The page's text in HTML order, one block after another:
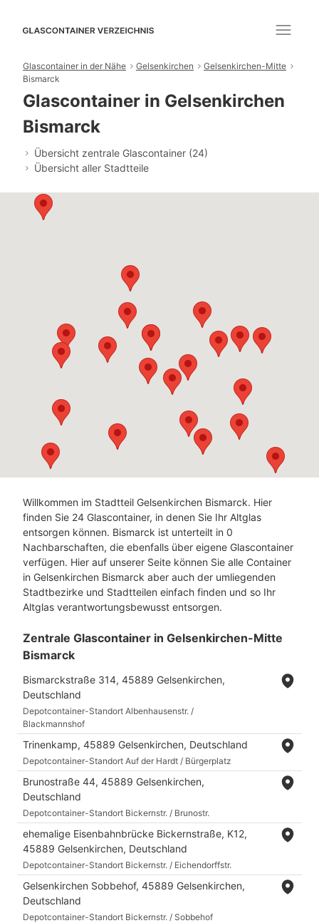
Glascontainer in der Nähe Gelsenkirchen
Gelsenkirchen-Mitte
Bismarck
Glascontainer in Gelsenkirchen
Bismarck
Übersicht zentrale Glascontainer (24)
Übersicht aller Stadtteile
Willkommen im Stadtteil Gelsenkirchen Bismarck. Hier
finden Sie 24 Glascontainer, in denen Sie Ihr Altglas
entsorgen können. Bismarck ist unterteilt in 0
Nachbarschaften, die ebenfalls über eigene Glascontainer
verfügen. Hier auf unserer Seite können Sie alle Container
in Gelsenkirchen Bismarck aber auch der umliegenden
Stadtbezirke und Stadtteilen einfach finden und so Ihr
Altglas verantwortungsbewusst entsorgen.
Zentrale Glascontainer in Gelsenkirchen-Mitte
Bismarck
Bismarckstraße 314, 45889 Gelsenkirchen,
Deutschland
Depotcontainer-Standort Albenhausenstr. /
Blackmannshof
Trinenkamp, 45889 Gelsenkirchen, Deutschland
Depotcontainer-Standort Auf der Hardt / Bürgerplatz
Brunostraße 44, 45889 Gelsenkirchen,
Deutschland
Depotcontainer-Standort Bickernstr. / Brunostr.
ehemalige Eisenbahnbrücke Bickernstraße, K12,
45889 Gelsenkirchen, Deutschland
Depotcontainer-Standort Bickernstr. / Eichendorffstr.
Gelsenkirchen Sobbehof, 45889 Gelsenkirchen,
Deutschland
Depotcontainer-Standort Bickernstr. / Sobbehof